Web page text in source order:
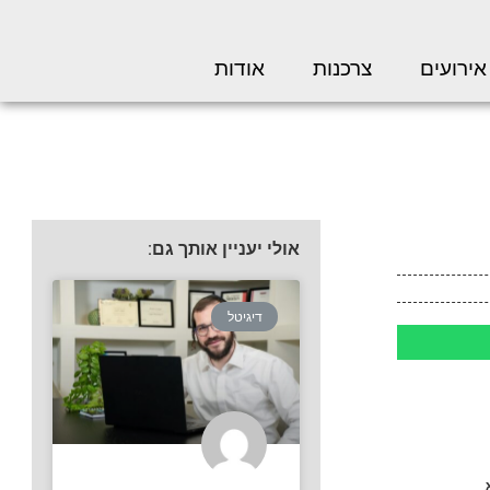
אירועים צרכנות אודות
אולי יעניין אותך גם:
דיגיטל